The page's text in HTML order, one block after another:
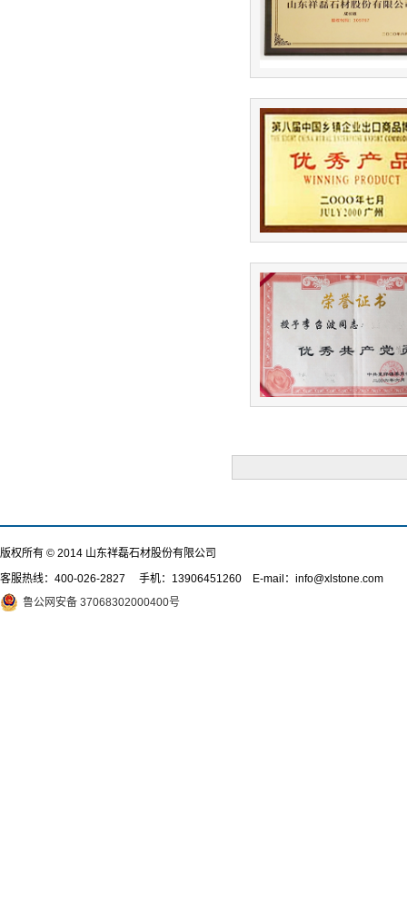
版权所有 © 2014 山东祥磊石材股份有限公司
客服热线： 400-026-2827 手机：13906451260 E-mail：info@xlstone.com
鲁公网安备 37068302000400号